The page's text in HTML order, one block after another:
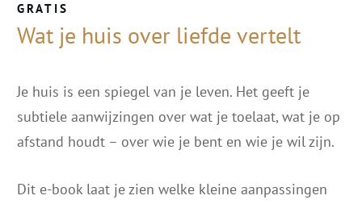
GRATIS
Wat je huis over liefde vertelt
Je huis is een spiegel van je leven. Het geeft je
subtiele aanwijzingen over wat je toelaat, wat je op
afstand houdt – over wie je bent en wie je wil zijn.
Dit e-book laat je zien welke kleine aanpassingen